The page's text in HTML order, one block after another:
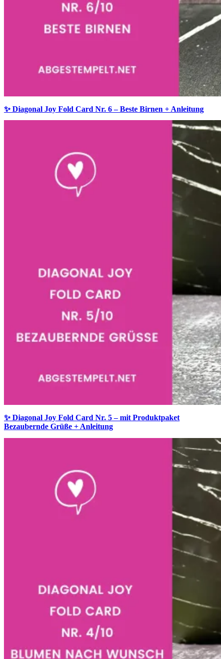
✨ Diagonal Joy Fold Card Nr. 6 – Beste Birnen + Anleitung
✨ Diagonal Joy Fold Card Nr. 5 – mit Produktpaket
Bezaubernde Grüße + Anleitung